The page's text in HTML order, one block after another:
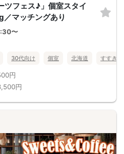
ツフェス♪」個室スタイ
マッチングあり
〜
30代向け 個室 北海道 すすきの
円
円